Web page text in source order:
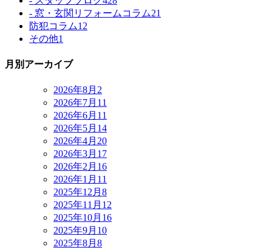
- 窓・玄関リフォームコラム21
防犯コラム12
その他1
月別アーカイブ
2026年8月 2
2026年7月 11
2026年6月 11
2026年5月 14
2026年4月 20
2026年3月 17
2026年2月 16
2026年1月 11
2025年12月 8
2025年11月 12
2025年10月 16
2025年9月 10
2025年8月 8